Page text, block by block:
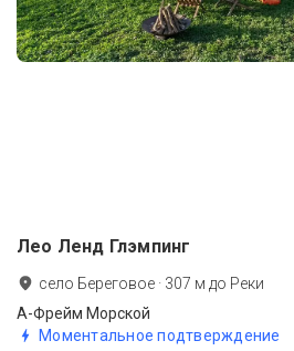
Лео Ленд Глэмпинг
село Береговое · 307 м до Реки
А-Фрейм Морской
Моментальное подтверждение